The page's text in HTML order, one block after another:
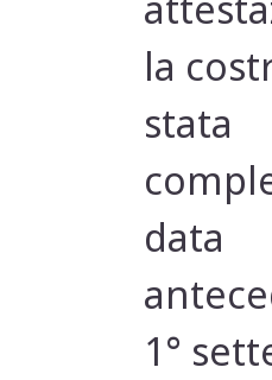
la
stata
data
1°